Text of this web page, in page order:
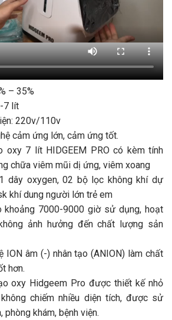
– 35%
7 lít
220v/110v
cảm ứng lớn, cảm ứng tốt.
oxy 7 lít HIDGEEM PRO có kèm tính
chữa viêm mũi dị ứng, viêm xoang
dây oxygen, 02 bộ lọc không khí dự
khí dung người lớn trẻ em
khoảng 7000-9000 giờ sử dụng, hoạt
ảnh hưởng đến chất lượng sản
ION âm (-) nhân tạo (ANION) làm chất
hơn.
oxy Hidgeem Pro được thiết kế nhỏ
chiếm nhiều diện tích, được sử
phòng khám, bệnh viện.